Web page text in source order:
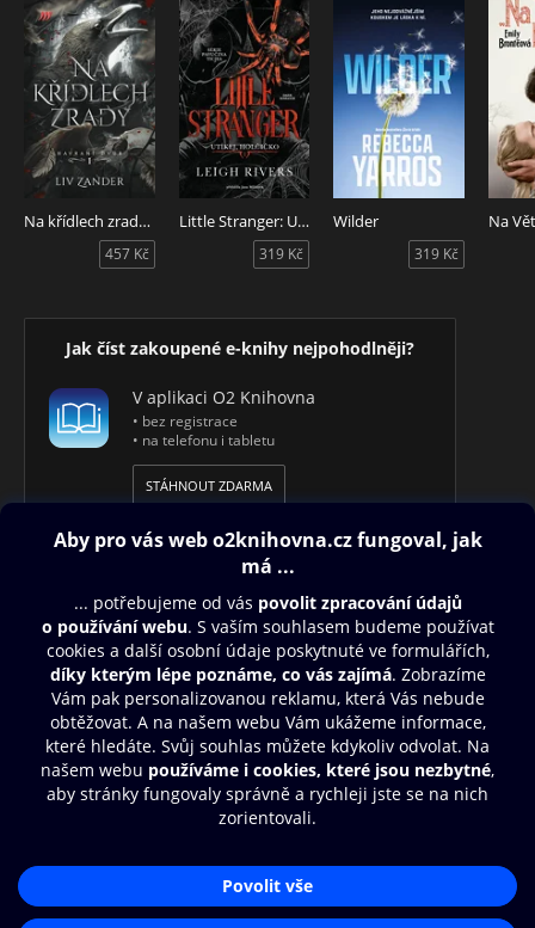
Na křídlech zrady - Havraní dvůr 1.
457 Kč
Little Stranger: Utíkej, holčičko
319 Kč
Wilder
319 Kč
Na
Jak číst zakoupené e-knihy nejpohodlněji?
V aplikaci O2 Knihovna
• bez registrace
• na telefonu i tabletu
STÁHNOUT ZDARMA
Obsah ke stažení
Moje O2 Knihovna
Další zábava
Nákupní řád
Přístupnost
Aplikace O2 Knihovna